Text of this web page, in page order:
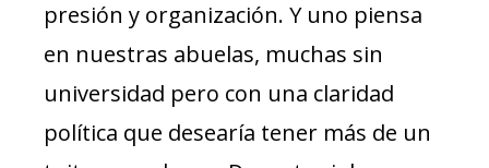
presión y organización. Y uno piensa
en nuestras abuelas, muchas sin
universidad pero con una claridad
política que desearía tener más de un